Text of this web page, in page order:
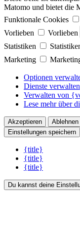
Matomo und bietet die
Funktionale Cookies
Vorlieben
Vorlieben
Statistiken
Marketing
Optionen
Dienste verwalten
Verwalten von
Lese mehr über
Akzeptieren Ablehnen
Einstellungen speichern
{title}
{title}
{title}
Du kannst deine